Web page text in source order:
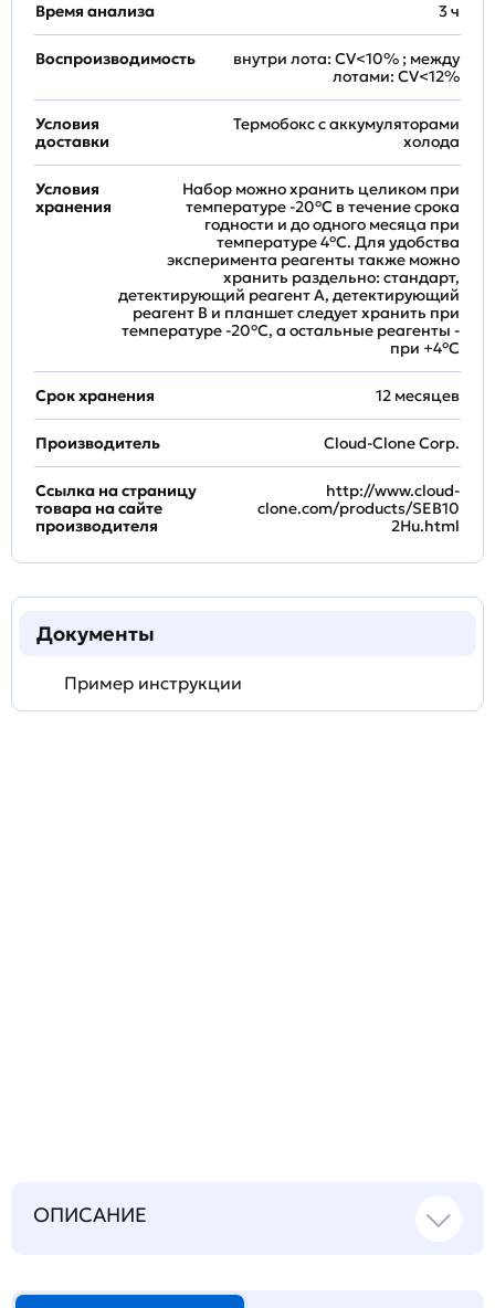
Время анализа 3 ч
Воспроизводимость
внутри лота: CV<10% ; между
лотами: CV<12%
Условия
доставки
Термобокс с аккумуляторами
холода
Условия
хранения
Набор можно хранить целиком при
температуре -20°C в течение срока
годности и до одного месяца при
температуре 4°C. Для удобства
эксперимента реагенты также можно
хранить раздельно: стандарт,
детектирующий реагент A, детектирующий
реагент B и планшет следует хранить при
температуре -20°C, а остальные реагенты -
при +4°С
Срок хранения 12 месяцев
Производитель Cloud-Clone Corp.
Ссылка на страницу
товара на сайте
производителя
http://www.cloud-
clone.com/products/SEB10
2Hu.html
Документы
Пример инструкции
ОПИСАНИЕ